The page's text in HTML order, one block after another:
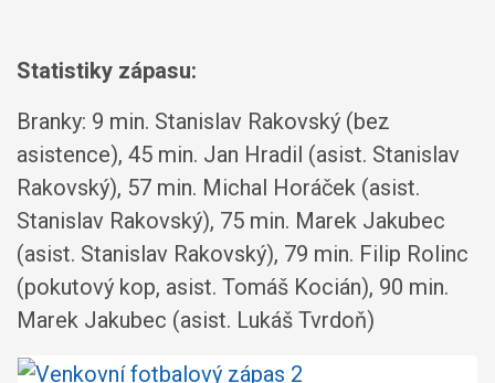
Statistiky zápasu:
Branky: 9 min. Stanislav Rakovský (bez
asistence), 45 min. Jan Hradil (asist. Stanislav
Rakovský), 57 min. Michal Horáček (asist.
Stanislav Rakovský), 75 min. Marek Jakubec
(asist. Stanislav Rakovský), 79 min. Filip Rolinc
(pokutový kop, asist. Tomáš Kocián), 90 min.
Marek Jakubec (asist. Lukáš Tvrdoň)